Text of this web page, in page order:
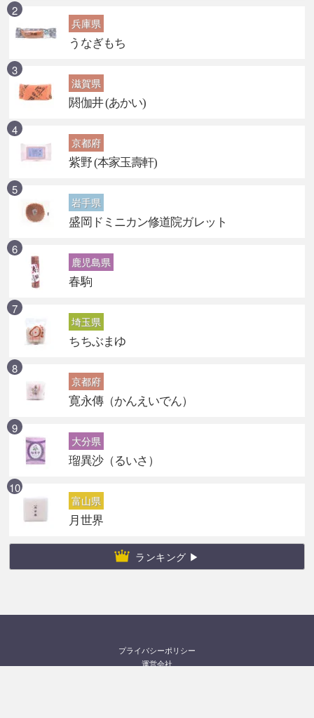
兵庫県
うなぎもち
滋賀県
閼伽井 (あかい)
京都府
紫野 (本家玉壽軒)
岩手県
盛岡ドミニカン修道院ガレット
鹿児島県
春駒
埼玉県
ちちぶまゆ
京都府
寛永傳（かんえいでん）
大分県
瑠異沙（るいさ）
富山県
月世界
ランキング ▶
プライバシーポリシー
運営会社